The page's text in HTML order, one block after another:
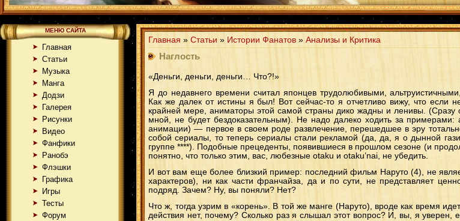
МЕНЮ САЙТА
Главная
Статьи
Музыка
Манга
Додзи
Галерея
Рисунки
Видео
Фанфики
Ранобэ
Флэшки
Графика
Игры
Тесты
Форум
Главная » Статьи » Истории Фанатов » Анализы и Критика
Наглость
«Деньги, деньги, деньги… Что?!»
Я до недавнего времени считал японцев трудолюбивыми,
Как же далек от истины я был! Вот сейчас-то я отчетливо вижу, что если
крайней мере, аниматоры этой самой страны дико жадны и ленивы. (Сразу
мной, не будет бездоказательным). Не надо далеко ходить за примерами:
анимации) — первое в своем роде развлечение, перешедшее в эру
собой сериалы, то теперь сериалы стали рекламой (да, да, я о дынной
группе ****). Подобные прецеденты, появившиеся в прошлом сезоне (и
понятно, что только этим, вас, любезные otaku и otaku’nai, не убедить.
И вот вам еще более близкий пример: последний фильм Наруто (4), не
характеров), ни как части франчайза, да и по сути, не представляет
подряд. Зачем? Ну, вы поняли? Нет?
Что ж, тогда узрим в «корень». В той же манге (Наруто), вроде как время
действия нет, почему? Сколько раз я слышал этот вопрос? И, вы, я